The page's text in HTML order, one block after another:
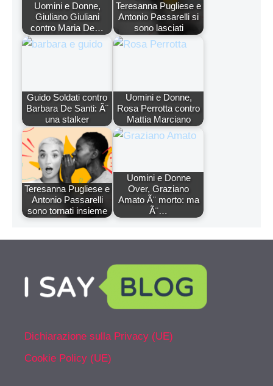
Uomini e Donne,
Giuliano Giuliani
contro Maria De…
Teresanna Pugliese e
Antonio Passarelli si
sono lasciati
Guido Soldati contro
Barbara De Santi: Ã¨
una stalker
Uomini e Donne,
Rosa Perrotta contro
Mattia Marciano
Teresanna Pugliese e
Antonio Passarelli
sono tornati insieme
Uomini e Donne
Over, Graziano
Amato Ã¨ morto: ma
Ã¨…
Dichiarazione sulla Privacy (UE)
Cookie Policy (UE)